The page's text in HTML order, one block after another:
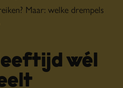
Maar: welke drempels
wél